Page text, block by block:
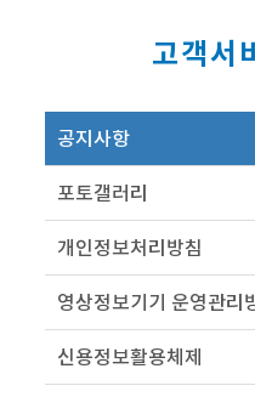
고객서
공지사항
포토갤러리
개인정보처리방침
영상정보기기 운영관리
신용정보활용체제